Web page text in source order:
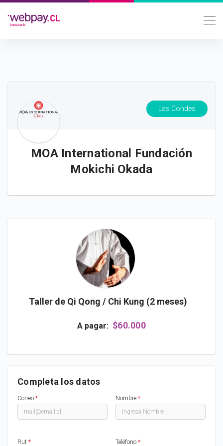
Las Condes
MOA International Fundación
Mokichi Okada
Taller de Qi Qong / Chi Kung (2 meses)
A pagar: $60.000
Completa los datos
Correo * Nombre *
Rut * Teléfono *